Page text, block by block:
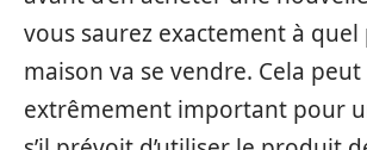
vous saurez exactement à
maison va se vendre. Cela
extrêmement important pour